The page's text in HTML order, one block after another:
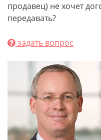
продавец) не хочет
передавать?
задать вопрос